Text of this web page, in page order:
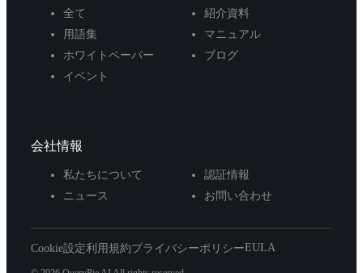
全て
紹介資料
用語集
マニュアル
ホワイトペーパー
ブログ
イベント
会社情報
私たちについて
認証情報
ニュース
お問い合わせ
Cookie設定利用規約プライバシーポリシーEULA